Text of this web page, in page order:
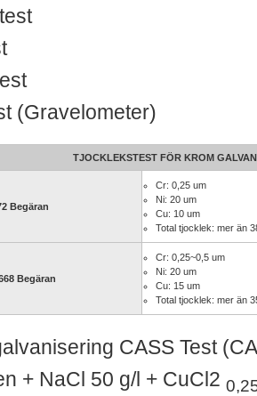
(Gravelometer)
TJOCKLEKSTEST FÖR KROM
Begäran
Cr: 0,25 um
Ni: 20 um
Cu: 10 um
Total tjocklek: mer än
Begäran
Cr: 0,25~0,5 um
Ni: 20 um
Cu: 15 um
Total tjocklek: mer än
CASS Test
+ NaCl 50 g/l + CuCl2